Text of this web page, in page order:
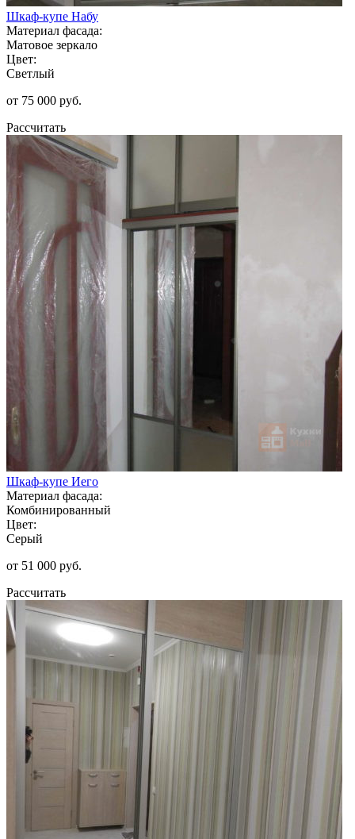
Шкаф-купе Набу
Материал фасада:
Матовое зеркало
Цвет:
Светлый
от 75 000 руб.
Рассчитать
Шкаф-купе Иего
Материал фасада:
Комбинированный
Цвет:
Серый
от 51 000 руб.
Рассчитать